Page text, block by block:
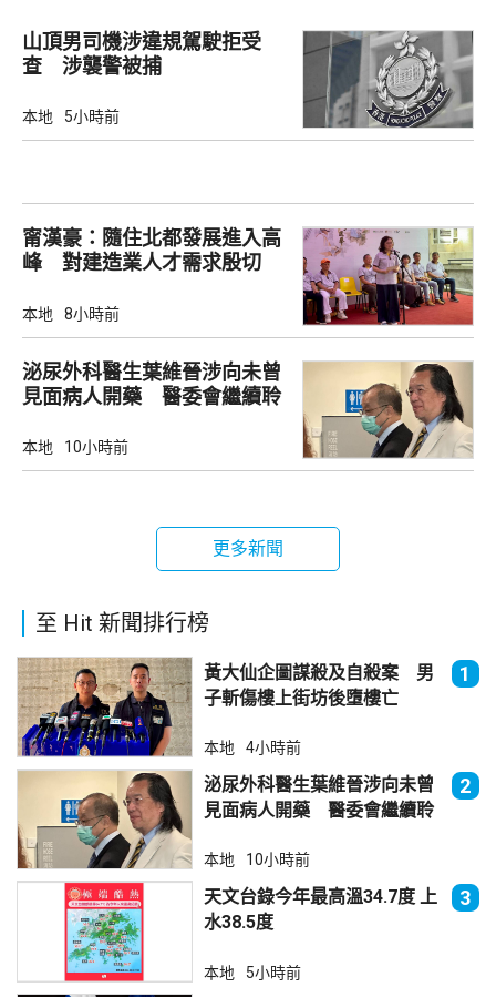
山頂男司機涉違規駕駛拒受
查 涉襲警被捕
本地 5小時前
甯漢豪：隨住北都發展進入高
峰 對建造業人才需求殷切
本地 8小時前
泌尿外科醫生葉維晉涉向未曾
見面病人開藥 醫委會繼續聆
本地 10小時前
更多新聞
至 Hit 新聞排行榜
黃大仙企圖謀殺及自殺案 男
子斬傷樓上街坊後墮樓亡
1
本地 4小時前
泌尿外科醫生葉維晉涉向未曾
見面病人開藥 醫委會繼續聆
2
本地 10小時前
天文台錄今年最高溫34.7度 上
水38.5度
3
本地 5小時前